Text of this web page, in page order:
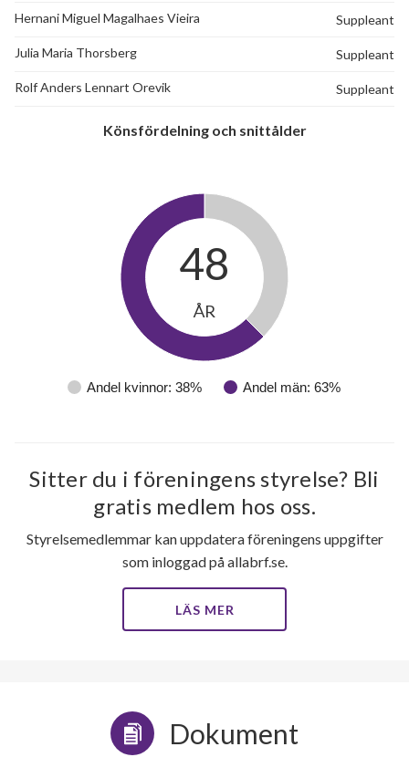
Hernani Miguel Magalhaes Vieira Suppleant
Julia Maria Thorsberg Suppleant
Rolf Anders Lennart Orevik Suppleant
Könsfördelning och snittålder
Andel kvinnor: 38% Andel män: 63%
48
ÅR
Sitter du i föreningens styrelse? Bli
gratis medlem hos oss.
Styrelsemedlemmar kan uppdatera föreningens uppgifter
som inloggad på allabrf.se.
LÄS MER
Dokument